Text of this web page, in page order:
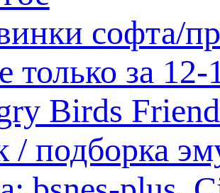
софта/
только за
Birds
/ подборка